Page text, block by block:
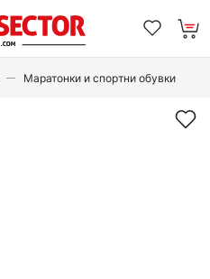
Маратонки и спортни обувки